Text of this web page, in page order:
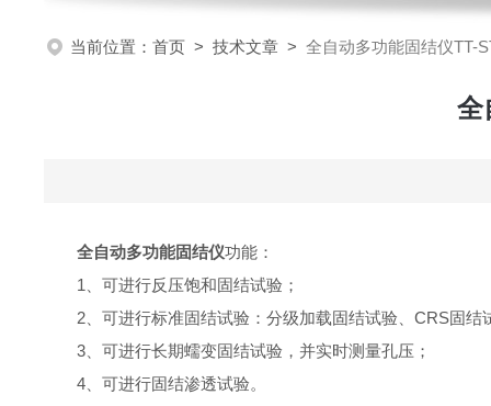
当前位置： 首页 > 技术文章 > 全自动多功能固结仪TT-
全
全自动多功能固结仪功能：
1、可进行反压饱和固结试验；
2、可进行标准固结试验：分级加载固结试验、CRS固
3、可进行长期蠕变固结试验，并实时测量孔压；
4、可进行固结渗透试验。